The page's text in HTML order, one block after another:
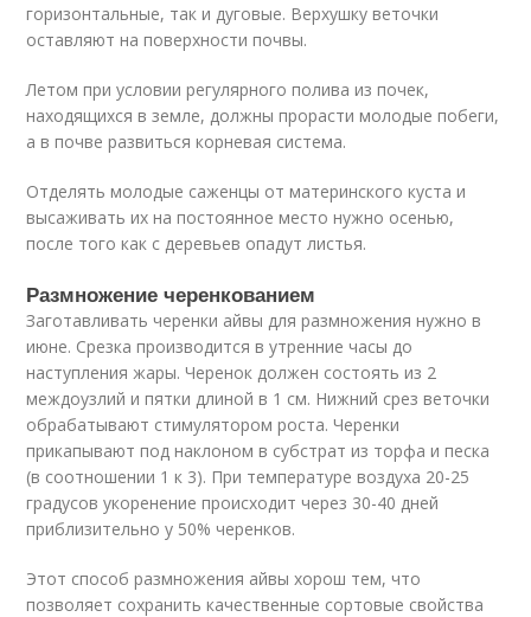
горизонтальные, так и дуговые. Верхушку веточки
оставляют на поверхности почвы.
Летом при условии регулярного полива из почек,
находящихся в земле, должны прорасти молодые побеги,
а в почве развиться корневая система.
Отделять молодые саженцы от материнского куста и
высаживать их на постоянное место нужно осенью,
после того как с деревьев опадут листья.
Размножение черенкованием
Заготавливать черенки айвы для размножения нужно в
июне. Срезка производится в утренние часы до
наступления жары. Черенок должен состоять из 2
междоузлий и пятки длиной в 1 см. Нижний срез веточки
обрабатывают стимулятором роста. Черенки
прикапывают под наклоном в субстрат из торфа и песка
(в соотношении 1 к 3). При температуре воздуха 20-25
градусов укоренение происходит через 30-40 дней
приблизительно у 50% черенков.
Этот способ размножения айвы хорош тем, что
позволяет сохранить качественные сортовые свойства